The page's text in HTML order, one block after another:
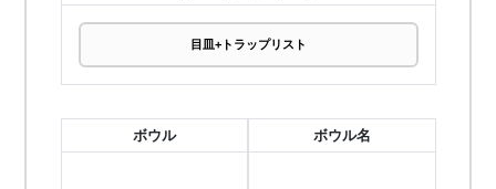
目皿+トラップリスト
ボウル ボウル名